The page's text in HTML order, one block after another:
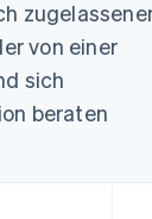
von einer
sich
beraten